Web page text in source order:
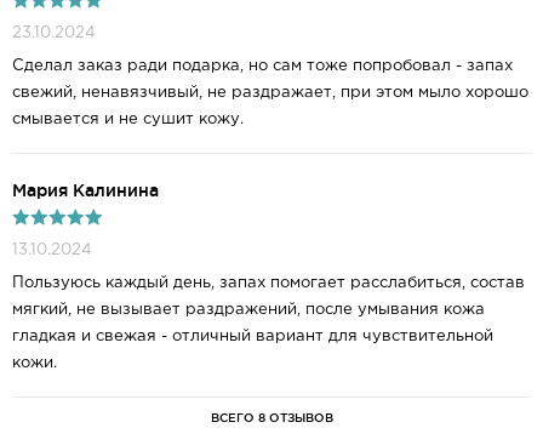
23.10.2024
Сделал заказ ради подарка, но сам тоже попробовал - запах
свежий, ненавязчивый, не раздражает, при этом мыло хорошо
смывается и не сушит кожу.
Мария Калинина
13.10.2024
Пользуюсь каждый день, запах помогает расслабиться, состав
мягкий, не вызывает раздражений, после умывания кожа
гладкая и свежая - отличный вариант для чувствительной
кожи.
ВСЕГО 8 ОТЗЫВОВ